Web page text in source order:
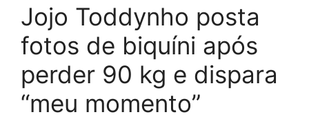
Jojo Toddynho posta
fotos de biquíni após
perder 90 kg e dispara
“meu momento”